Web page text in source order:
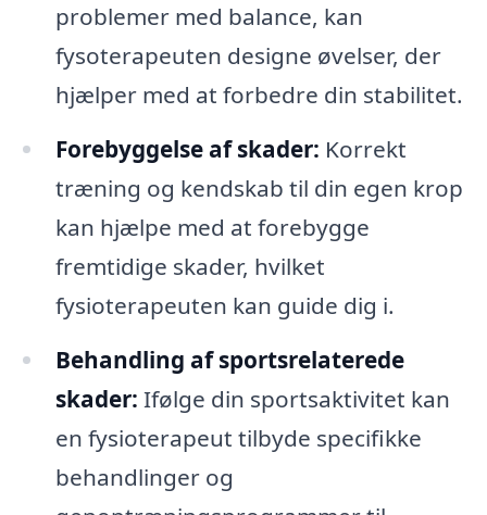
problemer med balance, kan
fysoterapeuten designe øvelser, der
hjælper med at forbedre din stabilitet.
Forebyggelse af skader: Korrekt
træning og kendskab til din egen krop
kan hjælpe med at forebygge
fremtidige skader, hvilket
fysioterapeuten kan guide dig i.
Behandling af sportsrelaterede
skader: Ifølge din sportsaktivitet kan
en fysioterapeut tilbyde specifikke
behandlinger og